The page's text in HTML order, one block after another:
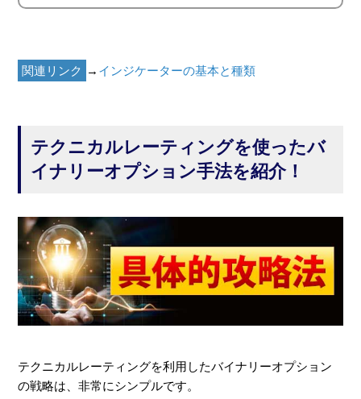
関連リンク → インジケーターの基本と種類
テクニカルレーティングを使ったバ
イナリーオプション手法を紹介！
テクニカルレーティングを利用したバイナリーオプション
の戦略は、非常にシンプルです。